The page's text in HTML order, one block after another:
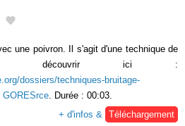
une poivron. Il s'agit d'une technique de
à découvrir ici :
dossiers/techniques-bruitage-
GORESrce. Durée : 00:03.
+ d'infos & Téléchargement